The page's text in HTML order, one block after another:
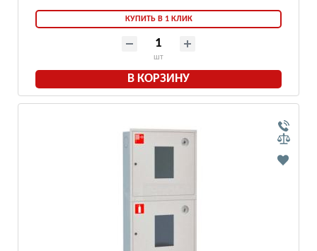
КУПИТЬ В 1 КЛИК
шт
В КОРЗИНУ